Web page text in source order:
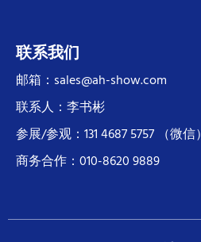
联系我们
邮箱：sales@ah-show.com
联系人：李书彬
参展/参观：131 4687 5757 （微信）
商务合作：010-8620 9889